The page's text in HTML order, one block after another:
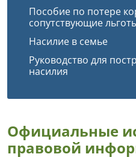
Пособие по потере
сопутствующие
Насилие в семье
Руководство для
насилия
Официальные
правовой